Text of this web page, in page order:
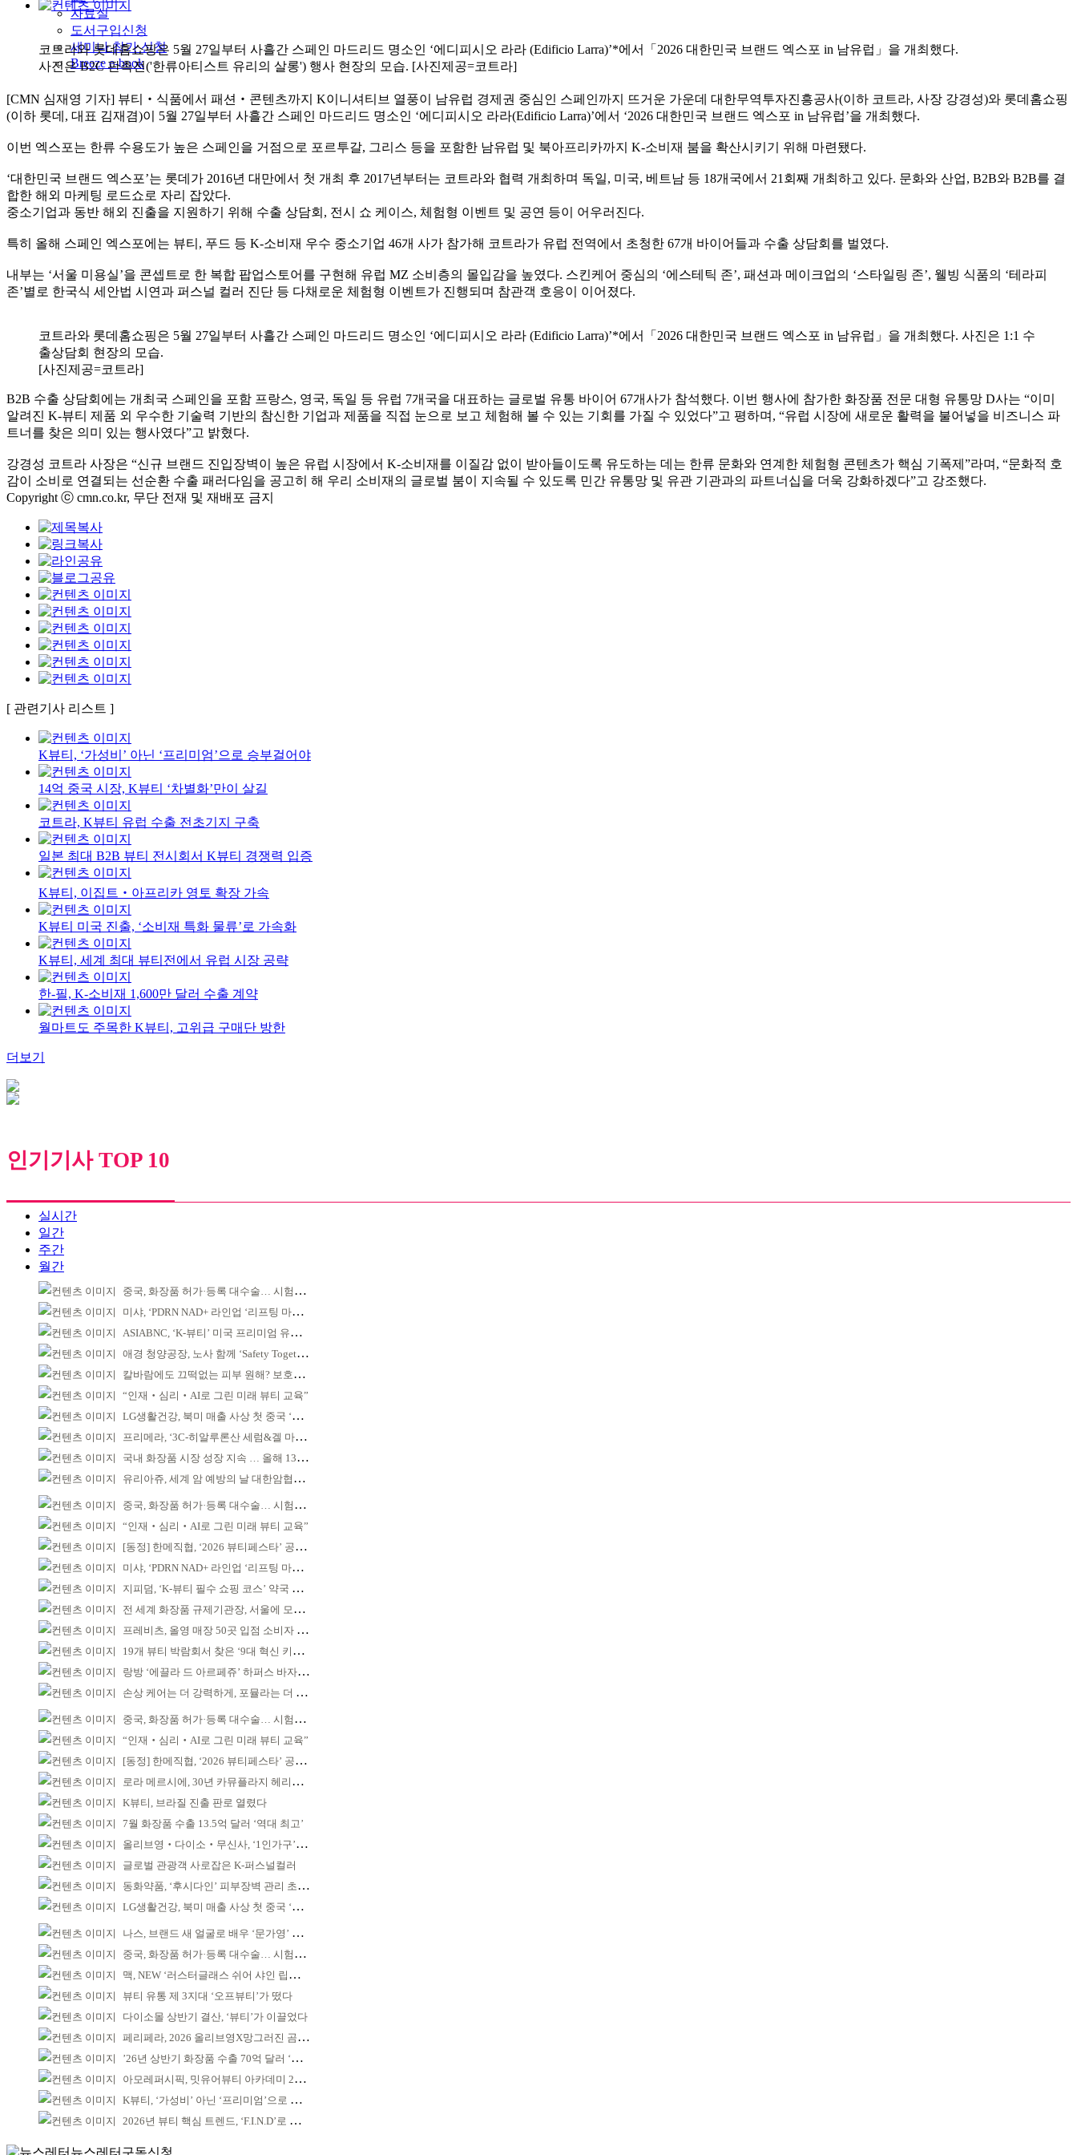
자료실
도서구입신청
세미나 참가 신청
Breeze e-book
코트라와 롯데홈쇼핑은 5월 27일부터 사흘간 스페인 마드리드 명소인 ‘에디피시오 라라 (Edificio Larra)’*에서「2026 대한민국 브랜드 엑스포 in 남유럽」을 개최했다.
사진은 B2C 판촉전('한류아티스트 유리의 살롱') 행사 현장의 모습. [사진제공=코트라]
[CMN 심재영 기자] 뷰티‧식품에서 패션‧콘텐츠까지 K이니셔티브 열풍이 남유럽 경제권 중심인 스페인까지 뜨거운 가운데 대한무역투자진흥공사(이하 코트라, 사장 강경성)와 롯데홈쇼핑
(이하 롯데, 대표 김재겸)이 5월 27일부터 사흘간 스페인 마드리드 명소인 ‘에디피시오 라라(Edificio Larra)’에서 ‘2026 대한민국 브랜드 엑스포 in 남유럽’을 개최했다.
이번 엑스포는 한류 수용도가 높은 스페인을 거점으로 포르투갈, 그리스 등을 포함한 남유럽 및 북아프리카까지 K-소비재 붐을 확산시키기 위해 마련됐다.
‘대한민국 브랜드 엑스포’는 롯데가 2016년 대만에서 첫 개최 후 2017년부터는 코트라와 협력 개최하며 독일, 미국, 베트남 등 18개국에서 21회째 개최하고 있다. 문화와 산업, B2B와 B2B를 결
합한 해외 마케팅 로드쇼로 자리 잡았다.
중소기업과 동반 해외 진출을 지원하기 위해 수출 상담회, 전시 쇼 케이스, 체험형 이벤트 및 공연 등이 어우러진다.
특히 올해 스페인 엑스포에는 뷰티, 푸드 등 K-소비재 우수 중소기업 46개 사가 참가해 코트라가 유럽 전역에서 초청한 67개 바이어들과 수출 상담회를 벌였다.
내부는 ‘서울 미용실’을 콘셉트로 한 복합 팝업스토어를 구현해 유럽 MZ 소비층의 몰입감을 높였다. 스킨케어 중심의 ‘에스테틱 존’, 패션과 메이크업의 ‘스타일링 존’, 웰빙 식품의 ‘테라피
존’별로 한국식 세안법 시연과 퍼스널 컬러 진단 등 다채로운 체험형 이벤트가 진행되며 참관객 호응이 이어졌다.
코트라와 롯데홈쇼핑은 5월 27일부터 사흘간 스페인 마드리드 명소인 ‘에디피시오 라라 (Edificio Larra)’*에서「2026 대한민국 브랜드 엑스포 in 남유럽」을 개최했다. 사진은 1:1 수
출상담회 현장의 모습.
[사진제공=코트라]
B2B 수출 상담회에는 개최국 스페인을 포함 프랑스, 영국, 독일 등 유럽 7개국을 대표하는 글로벌 유통 바이어 67개사가 참석했다. 이번 행사에 참가한 화장품 전문 대형 유통망 D사는 “이미
알려진 K-뷰티 제품 외 우수한 기술력 기반의 참신한 기업과 제품을 직접 눈으로 보고 체험해 볼 수 있는 기회를 가질 수 있었다”고 평하며, “유럽 시장에 새로운 활력을 불어넣을 비즈니스 파
트너를 찾은 의미 있는 행사였다”고 밝혔다.
강경성 코트라 사장은 “신규 브랜드 진입장벽이 높은 유럽 시장에서 K-소비재를 이질감 없이 받아들이도록 유도하는 데는 한류 문화와 연계한 체험형 콘텐츠가 핵심 기폭제”라며, “문화적 호
감이 소비로 연결되는 선순환 수출 패러다임을 공고히 해 우리 소비재의 글로벌 붐이 지속될 수 있도록 민간 유통망 및 유관 기관과의 파트너십을 더욱 강화하겠다”고 강조했다.
Copyright ⓒ cmn.co.kr, 무단 전재 및 재배포 금지
[ 관련기사 리스트 ]
K뷰티, ‘가성비’ 아닌 ‘프리미엄’으로 승부걸어야
14억 중국 시장, K뷰티 ‘차별화’만이 살길
코트라, K뷰티 유럽 수출 전초기지 구축
일본 최대 B2B 뷰티 전시회서 K뷰티 경쟁력 입증
K뷰티, 이집트‧아프리카 영토 확장 가속
K뷰티 미국 진출, ‘소비재 특화 물류’로 가속화
K뷰티, 세계 최대 뷰티전에서 유럽 시장 공략
한-필, K-소비재 1,600만 달러 수출 계약
월마트도 주목한 K뷰티, 고위급 구매단 방한
더보기
인기기사 TOP 10
실시간
일간
주간
월간
중국, 화장품 허가·등록 대수술… 시험자료 공용 허용
미샤, ‘PDRN NAD+ 라인업 ‘리프팅 마스크’ 출시
ASIABNC, ‘K-뷰티’ 미국 프리미엄 유통 확대 추진
애경 청양공장, 노사 함께 ‘Safety Together’ 개최
칼바람에도 끄떡없는 피부 원해? 보호막 잘 쌓아야!
“인재‧심리‧AI로 그린 미래 뷰티 교육”
LG생활건강, 북미 매출 사상 첫 중국 ‘추월’
프리메라, ‘3C-히알루론산 세럼&겔 마스크’ 출시
국내 화장품 시장 성장 지속 … 올해 139억 달러 전망
유리아쥬, 세계 암 예방의 날 대한암협회에 제품 기부
중국, 화장품 허가·등록 대수술… 시험자료 공용 허용
“인재‧심리‧AI로 그린 미래 뷰티 교육”
[동정] 한메직협, ‘2026 뷰티페스타’ 공동 주최
미샤, ‘PDRN NAD+ 라인업 ‘리프팅 마스크’ 출시
지피덤, ‘K-뷰티 필수 쇼핑 코스’ 약국 공략
전 세계 화장품 규제기관장, 서울에 모인다
프레비츠, 올영 매장 50곳 입점 소비자 접점 강화
19개 뷰티 박람회서 찾은 ‘9대 혁신 키워드’
랑방 ‘에끌라 드 아르페쥬’ 하퍼스 바자 화보 공개
손상 케어는 더 강력하게, 포뮬라는 더 산뜻하게!
중국, 화장품 허가·등록 대수술… 시험자료 공용 허용
“인재‧심리‧AI로 그린 미래 뷰티 교육”
[동정] 한메직협, ‘2026 뷰티페스타’ 공동 주최
로라 메르시에, 30년 카뮤플라지 헤리티지 담아
K뷰티, 브라질 진출 판로 열렸다
7월 화장품 수출 13.5억 달러 ‘역대 최고’
올리브영‧다이소‧무신사, ‘1인가구’가 이끈다
글로벌 관광객 사로잡은 K-퍼스널컬러
동화약품, ‘후시다인’ 피부장벽 관리 초점 ‘리브랜딩’
LG생활건강, 북미 매출 사상 첫 중국 ‘추월’
나스, 브랜드 새 얼굴로 배우 ‘문가영’ 발탁
중국, 화장품 허가·등록 대수술… 시험자료 공용 허용
맥, NEW ‘러스터글래스 쉬어 샤인 립스틱’ 출시
뷰티 유통 제 3지대 ‘오프뷰티’가 떴다
다이소몰 상반기 결산, ‘뷰티’가 이끌었다
페리페라, 2026 올리브영X망그러진 곰 콜라보
’26년 상반기 화장품 수출 70억 달러 ‘역대 최고’
아모레퍼시픽, 밋유어뷰티 아카데미 2기 발대식
K뷰티, ‘가성비’ 아닌 ‘프리미엄’으로 승부걸어야
2026년 뷰티 핵심 트렌드, ‘F.I.N.D’로 읽는다